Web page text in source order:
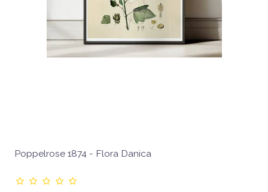
Poppelrose 1874 - Flora Danica